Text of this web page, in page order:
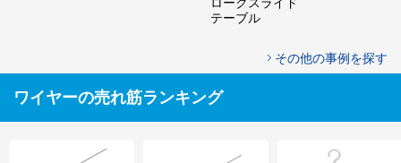
テーブル
その他の事例を探す
ワイヤーの売れ筋ランキング